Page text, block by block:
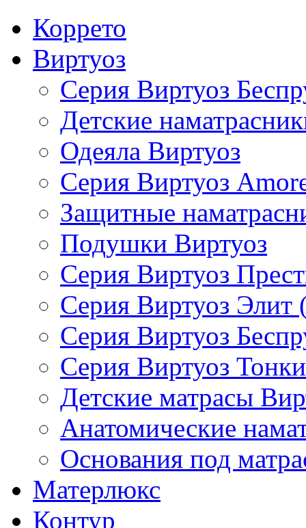
Коррето
Виртуоз
Серия Виртуоз
Детские
Одеяла Виртуоз
Серия Виртуоз
Защитные
Подушки Виртуоз
Серия Виртуоз
Серия Виртуоз Элит
Серия Виртуоз
Серия Виртуоз
Детские матрасы
Анатомические
Основания под
Матерлюкс
Контур